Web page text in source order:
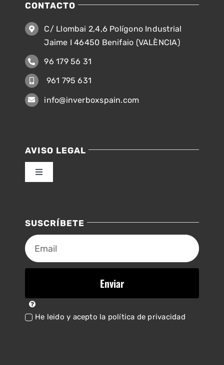
CONTACTO
C/ Llombai 2,4,6 Polígono Industrial
Jaime I 46450 Benifaio (VALÈNCIA)
96 179 56 31
961 795 631
info@inverboxspain.com
AVISO LEGAL
Toggle
Accesibilidad
Mapa del sitio
SUSCRÍBETE
Enviar
He leido y acepto la política de privacidad